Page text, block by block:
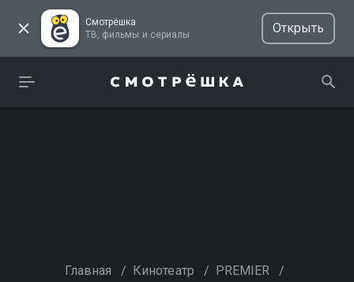
Смотрёшка
ТВ, фильмы и сериалы
Открыть
Главная / Кинотеатр / PREMIER /